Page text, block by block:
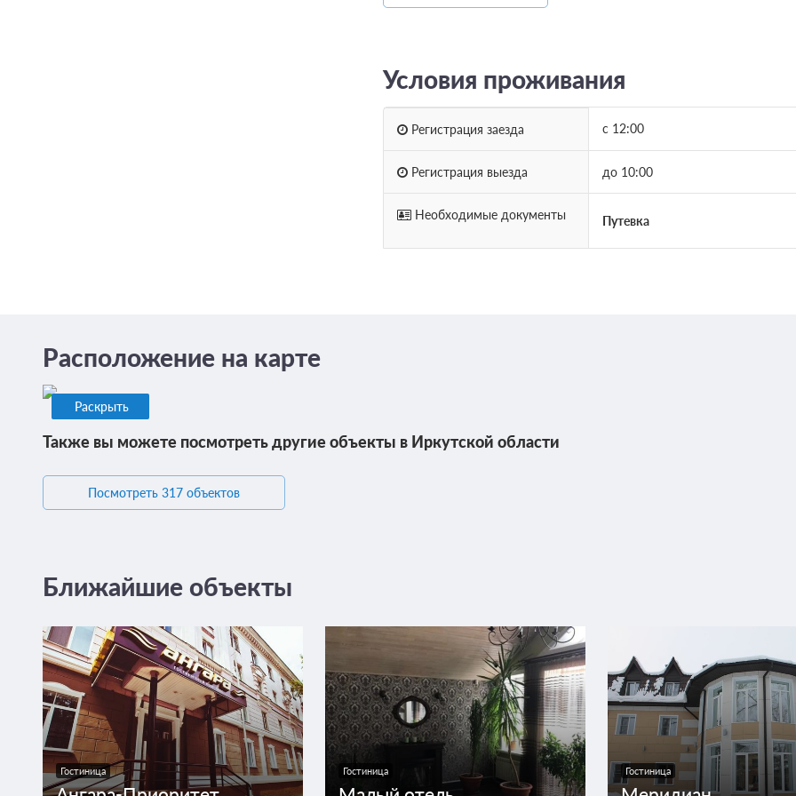
Условия проживания
Регистрация заезда с 12:00
Регистрация выезда до 10:00
Необходимые документы Путевка
Расположение на карте
Раскрыть
Также вы можете посмотреть другие объекты в Иркутской области
Посмотреть 317 объектов
Ближайшие объекты
Гостиница Гостиница Гостиница